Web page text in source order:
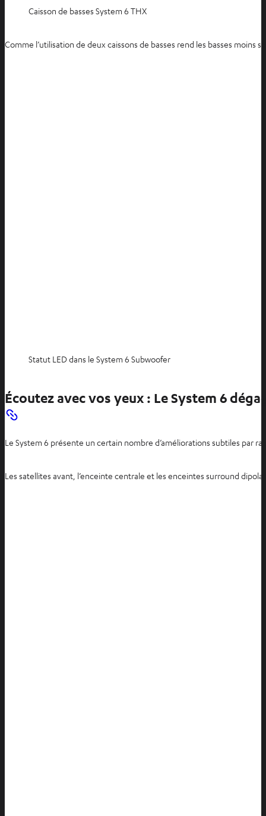
Caisson de basses System 6 THX
Comme l’utilisation de deux caissons de basses rend les basses
Statut LED dans le System 6 Subwoofer
Écoutez avec vos yeux : Le System 6
Le System 6 présente un certain nombre d’améliorations subtiles par
Les satellites avant, l’enceinte centrale et les enceintes surround